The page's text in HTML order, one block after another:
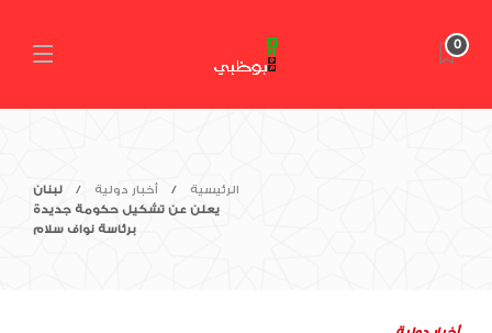
0
الرئيسية أخبار دولية
لبنان
يعلن عن تشكيل حكومة جديدة
برئاسة نواف سلام